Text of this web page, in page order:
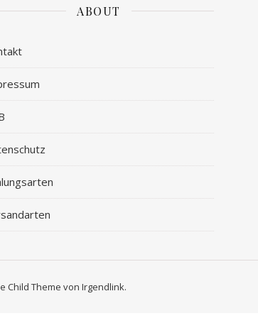
ABOUT
Child Theme von Irgendlink.